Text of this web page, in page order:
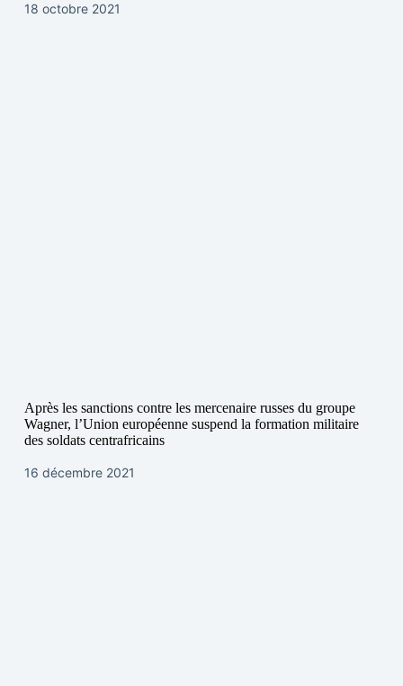
18 octobre 2021
Après les sanctions contre les mercenaire russes du groupe
Wagner, l’Union européenne suspend la formation militaire
des soldats centrafricains
16 décembre 2021